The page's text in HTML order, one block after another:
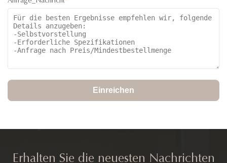
Einreichen
Erhalten Sie die neuesten Nachrichten